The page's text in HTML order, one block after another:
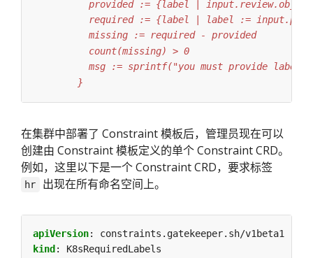
        }
在集群中部署了 Constraint 模板后，管理员现在可以
创建由 Constraint 模板定义的单个 Constraint CRD。
例如，这里以下是一个 Constraint CRD，要求标签
hr 出现在所有命名空间上。
apiVersion:
constraints.gatekeeper.sh/v1beta1
kind :
K8sRequiredLabels